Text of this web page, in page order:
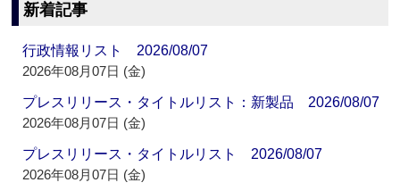
新着記事
行政情報リスト 2026/08/07
2026年08月07日 (金)
プレスリリース・タイトルリスト：新製品 2026/08/07
2026年08月07日 (金)
プレスリリース・タイトルリスト 2026/08/07
2026年08月07日 (金)